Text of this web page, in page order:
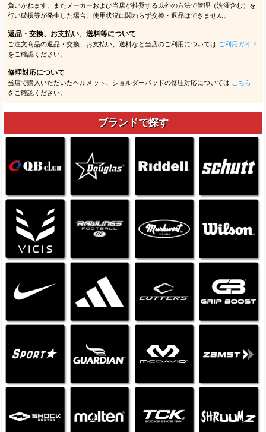
負いかねます。またメーカーおよび当店が推奨する以外の方法で管理（洗濯含む）を
行い破損等が発生した場合、使用状況に関わらず交換・返品はできません。
返品・交換、お支払い、送料等について
ご注文商品の返品・交換、お支払い、送料など当店のご利用については ご利用ガイド
をご確認ください。
修理対応について
当店で購入いただいたヘルメット、ショルダーパッドの修理対応については こちら
をご確認ください。
ブランドで探す